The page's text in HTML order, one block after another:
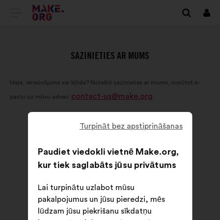
DOTIES
VIETNES
SĀKUMLAPU
SAZINIETIES AR MUMS
Ideja, ierosinājums vai kļūda? Noteikti sazinieties ar mums, nosūtot e-
pastu uz mūsu adresi: contact-us@make.org
Turpināt bez apstiprināšanas
Paudiet viedokli vietnē Make.org,
kur tiek saglabāts jūsu privātums
Lai turpinātu uzlabot mūsu
pakalpojumus un jūsu pieredzi, mēs
lūdzam jūsu piekrišanu sīkdatņu